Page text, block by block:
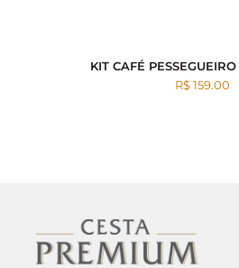
KIT CAFÉ
R$ 159.00